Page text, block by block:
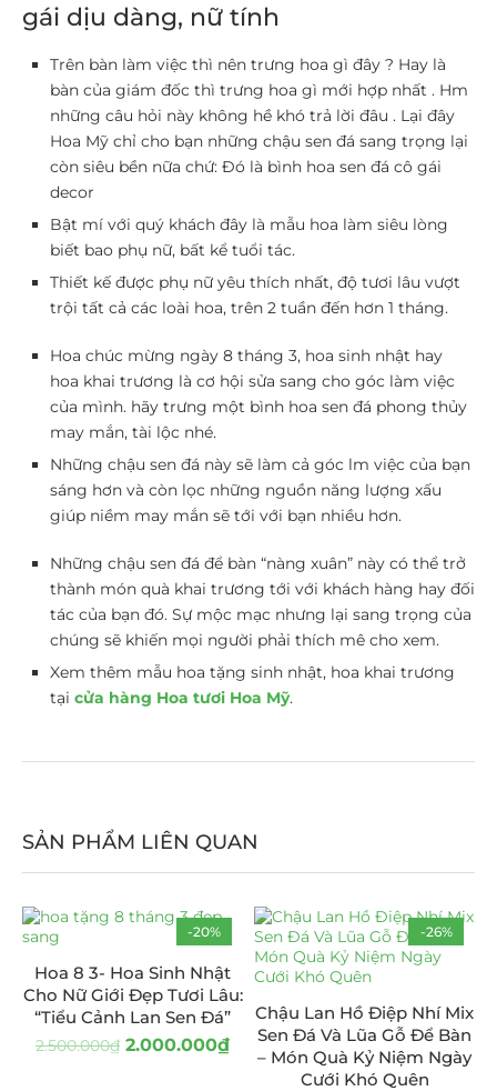
gái dịu dàng, nữ tính
Trên bàn làm việc thì nên trưng hoa gì đây ? Hay là
bàn của giám đốc thì trưng hoa gì mới hợp nhất . Hm
những câu hỏi này không hề khó trả lời đâu . Lại đây
Hoa Mỹ chỉ cho bạn những chậu sen đá sang trọng lại
còn siêu bền nữa chứ: Đó là bình hoa sen đá cô gái
decor
Bật mí với quý khách đây là mẫu hoa làm siêu lòng
biết bao phụ nữ, bất kể tuổi tác.
Thiết kế được phụ nữ yêu thích nhất, độ tươi lâu vượt
trội tất cả các loài hoa, trên 2 tuần đến hơn 1 tháng.
Hoa chúc mừng ngày 8 tháng 3, hoa sinh nhật hay
hoa khai trương là cơ hội sửa sang cho góc làm việc
của mình. hãy trưng một bình hoa sen đá phong thủy
may mắn, tài lộc nhé.
Những chậu sen đá này sẽ làm cả góc lm việc của bạn
sáng hơn và còn lọc những nguồn năng lượng xấu
giúp niềm may mắn sẽ tới với bạn nhiều hơn.
Những chậu sen đá để bàn “nàng xuân” này có thể trở
thành món quà khai trương tới với khách hàng hay đối
tác của bạn đó. Sự mộc mạc nhưng lại sang trọng của
chúng sẽ khiến mọi người phải thích mê cho xem.
Xem thêm mẫu hoa tặng sinh nhật, hoa khai trương
tại cửa hàng Hoa tươi Hoa Mỹ.
SẢN PHẨM LIÊN QUAN
-20%
Hoa 8 3- Hoa Sinh Nhật
Cho Nữ Giới Đẹp Tươi Lâu:
“Tiểu Cảnh Lan Sen Đá”
2.500.000₫ 2.000.000₫
-26%
Chậu Lan Hồ Điệp Nhí Mix
Sen Đá Và Lũa Gỗ Để Bàn
– Món Quà Kỷ Niệm Ngày
Cưới Khó Quên